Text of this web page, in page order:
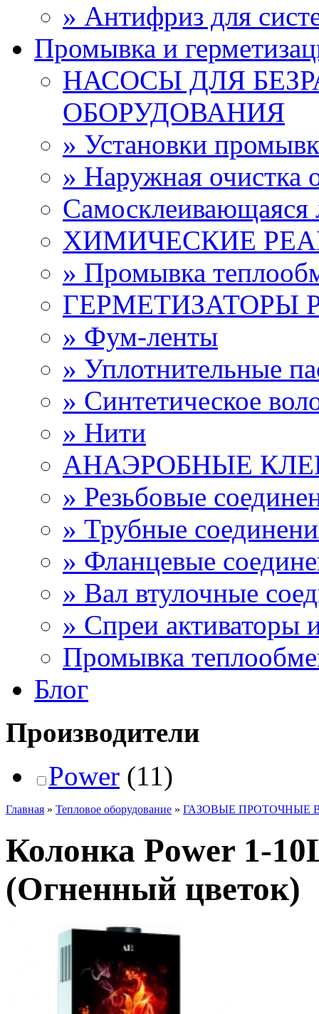
» Антифриз для
Промывка и
НАСОСЫ ДЛЯ
ОБОРУДОВАНИЯ
» Установки
» Наружная очистка
Самосклеивающаяся
ХИМИЧЕСКИЕ
» Промывка
ГЕРМЕТИЗАТОРЫ
» Фум-ленты
» Уплотнительные
» Синтетическое
» Нити
АНАЭРОБНЫЕ
» Резьбовые
» Трубные
» Фланцевые
» Вал втулочные
» Спреи активаторы
Промывка
Блог
Производители
Power (11)
Главная » Тепловое оборудование » ГАЗОВЫЕ ПРОТОЧНЫЕ
Колонка Power 1-
(Огненный цветок)